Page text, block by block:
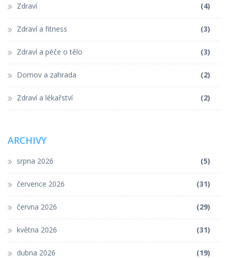
Zdraví (4)
Zdraví a fitness (3)
Zdraví a péče o tělo (3)
Domov a zahrada (2)
Zdraví a lékařství (2)
ARCHIVY
srpna 2026 (5)
července 2026 (31)
června 2026 (29)
května 2026 (31)
dubna 2026 (19)